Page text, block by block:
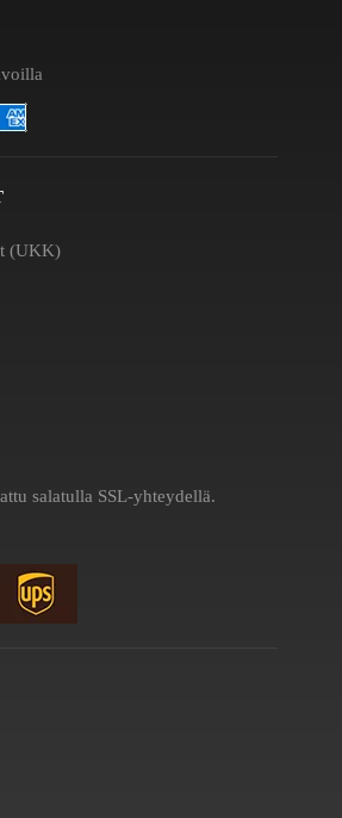
(UKK)
salatulla SSL-yhteydellä.